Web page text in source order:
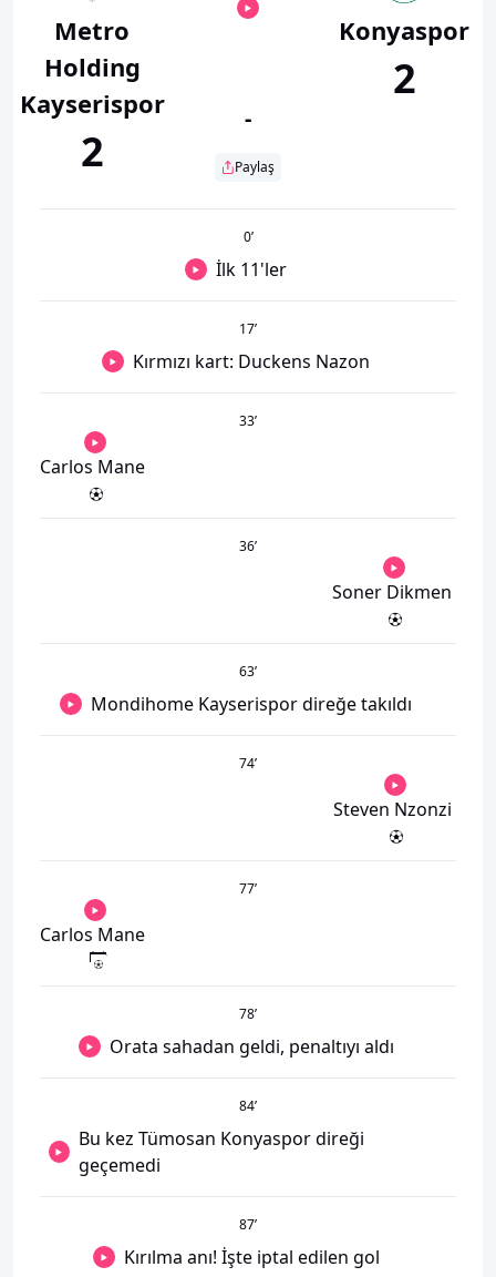
Metro
Holding
Kayserispor
2
-
Paylaş
Konyaspor
2
0’
İlk 11'ler
17’
Kırmızı kart: Duckens Nazon
33’
Carlos Mane
36’
Soner Dikmen
63’
Mondihome Kayserispor direğe takıldı
74’
Steven Nzonzi
77’
Carlos Mane
78’
Orata sahadan geldi, penaltıyı aldı
84’
Bu kez Tümosan Konyaspor direği
geçemedi
87’
Kırılma anı! İşte iptal edilen gol